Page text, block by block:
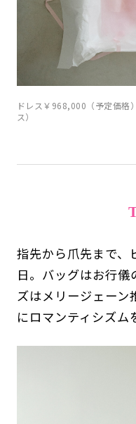
ドレス￥968,000（予定価格
ス）
指先から爪先まで、
日。バッグはお行
ズはメリージェーン
にロマンティシズム